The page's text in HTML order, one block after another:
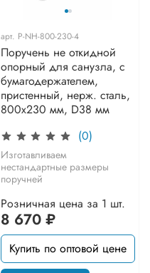
арт. P-NH-800-230-4
Поручень не откидной
опорный для санузла, с
бумагодержателем,
пристенный, нерж. сталь,
800x230 мм, D38 мм
(0)
Изготавливаем
нестандартные размеры
поручней
Розничная цена за 1 шт.
8 670 ₽
Купить по оптовой цене